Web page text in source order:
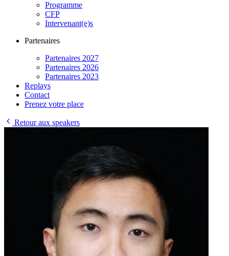
Programme
CFP
Intervenant(e)s
Partenaires
Partenaires 2027
Partenaires 2026
Partenaires 2023
Replays
Contact
Prenez votre place
Retour aux speakers